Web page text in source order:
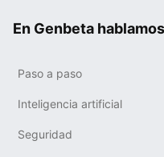
En Genbeta
Paso a paso
Inteligencia artificial
Seguridad